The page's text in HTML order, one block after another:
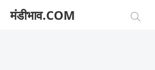
मंडीभाव.COM